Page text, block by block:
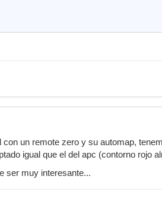
un remote zero y su automap,
igual que el del apc (contorno rojo
ser muy interesante...